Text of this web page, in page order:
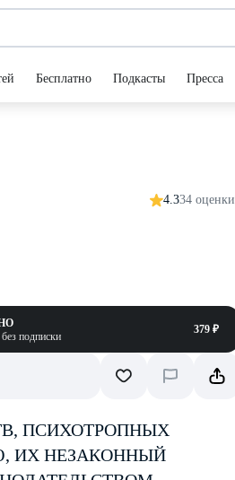
Бесплатно Подкасты Пресса
4.334 оценки
подписки
379 ₽
ПСИХОТРОПНЫХ
ИХ НЕЗАКОННЫЙ